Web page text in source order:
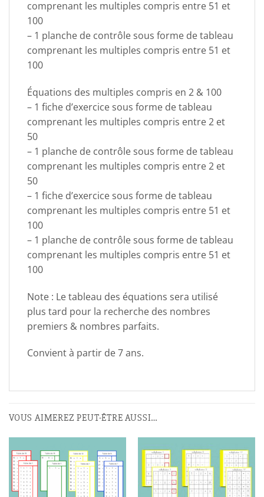
comprenant les multiples compris entre 51 et
100
– 1 planche de contrôle sous forme de tableau
comprenant les multiples compris entre 51 et
100
Équations des multiples compris en 2 & 100
– 1 fiche d’exercice sous forme de tableau
comprenant les multiples compris entre 2 et
50
– 1 planche de contrôle sous forme de tableau
comprenant les multiples compris entre 2 et
50
– 1 fiche d’exercice sous forme de tableau
comprenant les multiples compris entre 51 et
100
– 1 planche de contrôle sous forme de tableau
comprenant les multiples compris entre 51 et
100
Note : Le tableau des équations sera utilisé
plus tard pour la recherche des nombres
premiers & nombres parfaits.
Convient à partir de 7 ans.
VOUS AIMEREZ PEUT-ÊTRE AUSSI…